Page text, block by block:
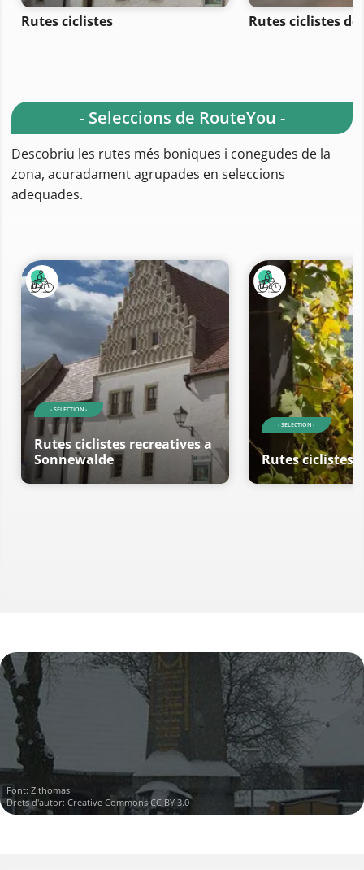
Rutes ciclistes Rutes ciclistes de
- Seleccions de RouteYou -
Descobriu les rutes més boniques i conegudes de la
zona, acuradament agrupades en seleccions
adequades.
- SELECTION -
Rutes ciclistes recreatives a
Sonnewalde
- SELECTION -
Rutes ciclistes
Font: Z thomas
Drets d'autor: Creative Commons CC BY 3.0